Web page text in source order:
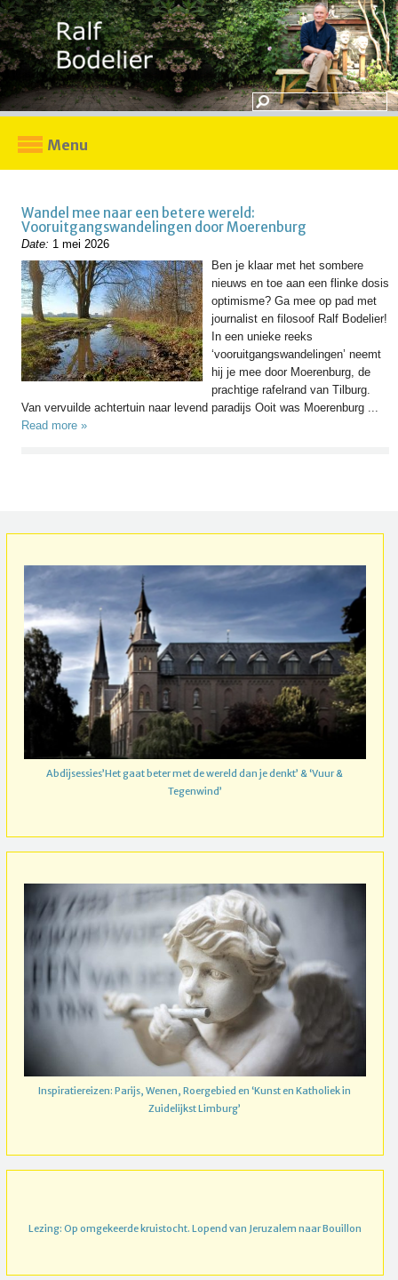
Menu
Wandel mee naar een betere wereld:
Vooruitgangswandelingen door Moerenburg
Date: 1 mei 2026
Ben je klaar met het sombere
nieuws en toe aan een flinke dosis
optimisme? Ga mee op pad met
journalist en filosoof Ralf Bodelier!
In een unieke reeks
‘vooruitgangswandelingen’ neemt
hij je mee door Moerenburg, de
prachtige rafelrand van Tilburg.
Van vervuilde achtertuin naar levend paradijs Ooit was Moerenburg ...
Read more »
Abdijsessies’Het gaat beter met de wereld dan je denkt’ & ‘Vuur &
Tegenwind’
Inspiratiereizen: Parijs, Wenen, Roergebied en ‘Kunst en Katholiek in
Zuidelijkst Limburg’
Lezing: Op omgekeerde kruistocht. Lopend van Jeruzalem naar Bouillon